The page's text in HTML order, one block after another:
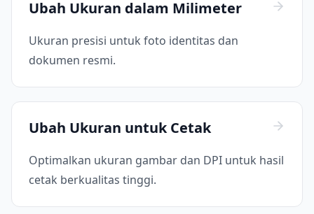
Ubah Ukuran dalam Milimeter
Ukuran presisi untuk foto identitas dan
dokumen resmi.
Ubah Ukuran untuk Cetak
Optimalkan ukuran gambar dan DPI untuk hasil
cetak berkualitas tinggi.